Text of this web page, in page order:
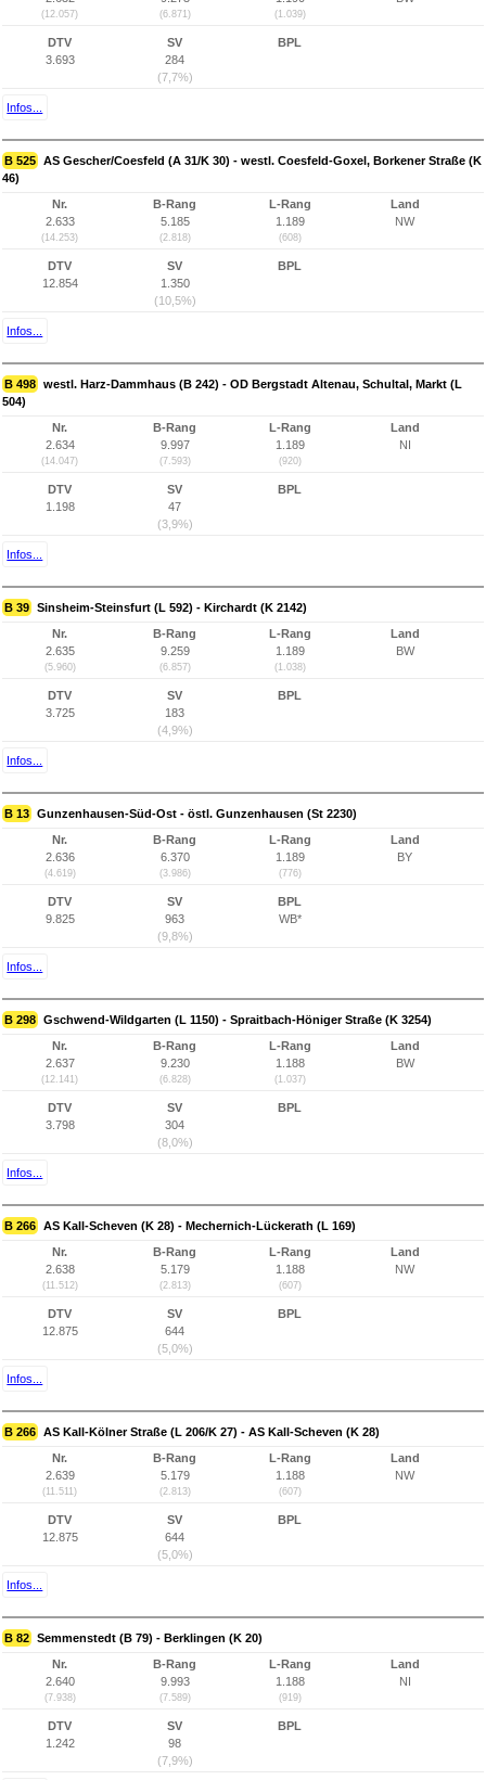
(12.057) (6.871) (1.039)
DTV
3.693
SV
284
(7,7%)
BPL
Infos...
B 525 AS Gescher/Coesfeld (A 31/K 30) - westl. Coesfeld-Goxel, Borkener Straße (K
46)
Nr.
2.633
(14.253)
B-Rang
5.185
(2.818)
L-Rang
1.189
(608)
Land
NW
DTV
12.854
SV
1.350
(10,5%)
BPL
Infos...
B 498 westl. Harz-Dammhaus (B 242) - OD Bergstadt Altenau, Schultal, Markt (L
504)
Nr.
2.634
(14.047)
B-Rang
9.997
(7.593)
L-Rang
1.189
(920)
Land
NI
DTV
1.198
SV
47
(3,9%)
BPL
Infos...
B 39 Sinsheim-Steinsfurt (L 592) - Kirchardt (K 2142)
Nr.
2.635
(5.960)
B-Rang
9.259
(6.857)
L-Rang
1.189
(1.038)
Land
BW
DTV
3.725
SV
183
(4,9%)
BPL
Infos...
B 13 Gunzenhausen-Süd-Ost - östl. Gunzenhausen (St 2230)
Nr.
2.636
(4.619)
B-Rang
6.370
(3.986)
L-Rang
1.189
(776)
Land
BY
DTV
9.825
SV
963
(9,8%)
BPL
WB*
Infos...
B 298 Gschwend-Wildgarten (L 1150) - Spraitbach-Höniger Straße (K 3254)
Nr.
2.637
(12.141)
B-Rang
9.230
(6.828)
L-Rang
1.188
(1.037)
Land
BW
DTV
3.798
SV
304
(8,0%)
BPL
Infos...
B 266 AS Kall-Scheven (K 28) - Mechernich-Lückerath (L 169)
Nr.
2.638
(11.512)
B-Rang
5.179
(2.813)
L-Rang
1.188
(607)
Land
NW
DTV
12.875
SV
644
(5,0%)
BPL
Infos...
B 266 AS Kall-Kölner Straße (L 206/K 27) - AS Kall-Scheven (K 28)
Nr.
2.639
(11.511)
B-Rang
5.179
(2.813)
L-Rang
1.188
(607)
Land
NW
DTV
12.875
SV
644
(5,0%)
BPL
Infos...
B 82 Semmenstedt (B 79) - Berklingen (K 20)
Nr.
2.640
(7.938)
B-Rang
9.993
(7.589)
L-Rang
1.188
(919)
Land
NI
DTV
1.242
SV
98
(7,9%)
BPL